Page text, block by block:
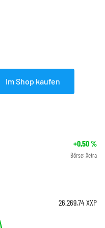
Im Shop kaufen
+0,50%
Börse: Xetra
26.269,74XXP